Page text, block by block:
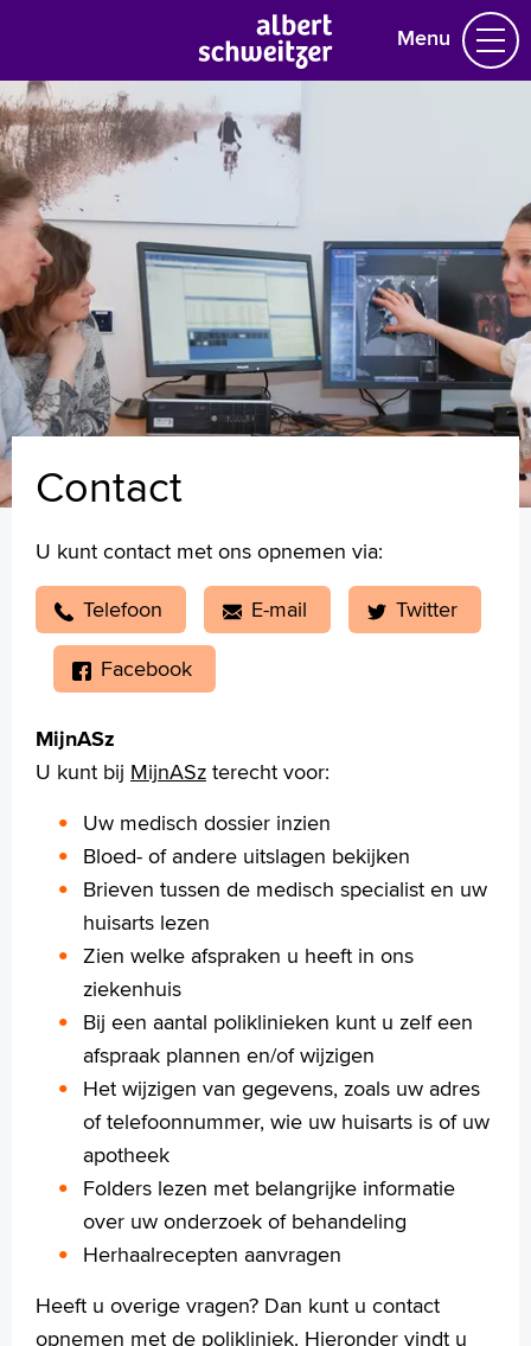
Menu
Homepage
Praktische informatie
Specialismen
Werken en leren
Medewerkers
Contact
MijnASz
Tekstgrootte A
Voorleesfunctie
English
Français
Türkçe
Arabisch
Contact
U kunt contact met ons opnemen via:
Telefoon
E-mail
Twitter
Facebook
MijnASz
U kunt bij MijnASz terecht voor:
Uw medisch dossier inzien
Bloed- of andere uitslagen bekijken
Brieven tussen de medisch specialist en uw
huisarts lezen
Zien welke afspraken u heeft in ons
ziekenhuis
Bij een aantal poliklinieken kunt u zelf een
afspraak plannen en/of wijzigen
Het wijzigen van gegevens, zoals uw adres
of telefoonnummer, wie uw huisarts is of uw
apotheek
Folders lezen met belangrijke informatie
over uw onderzoek of behandeling
Herhaalrecepten aanvragen
Heeft u overige vragen? Dan kunt u contact
opnemen met de polikliniek. Hieronder vindt u